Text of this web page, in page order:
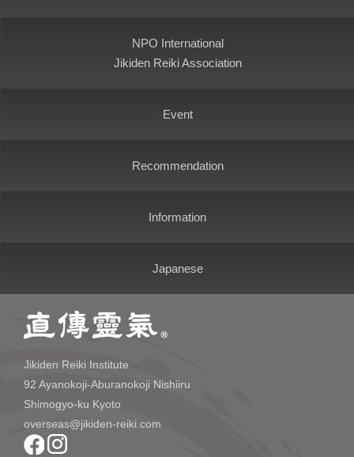
NPO International
Jikiden Reiki Association
Event
Recommendation
Information
Japanese
Jikiden Reiki Institute
92 Ayanokoji-Aburanokoji Nishiiru
Shimogyo-ku Kyoto
overseas@jikiden-reiki.com